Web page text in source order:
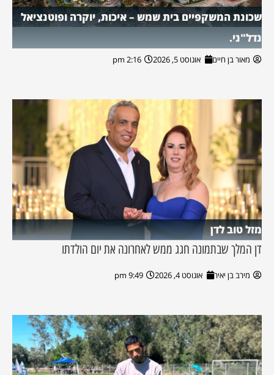
שכונת המשקפיים בית שמש – איכות, יוקרה ופוטנציאל
נדל"ני.
מאור בן חיים אוגוסט 5, 2026 2:16 pm
מזל טוב לדן
דן המלך שבתמונה חגג ממש לאחרונה את יום הולדתו
מירב בן יאיר אוגוסט 4, 2026 9:49 pm